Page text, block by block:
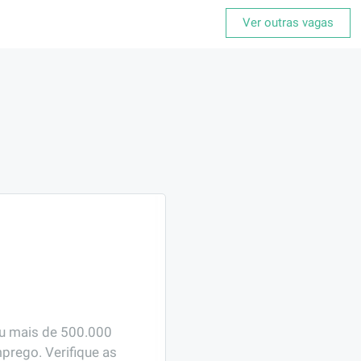
Ver outras vagas
mais de 500.000
Verifique as